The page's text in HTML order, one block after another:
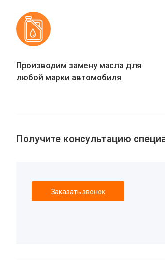
Производим замену масла для
любой марки автомобиля
Получите консультацию
Заказать звонок